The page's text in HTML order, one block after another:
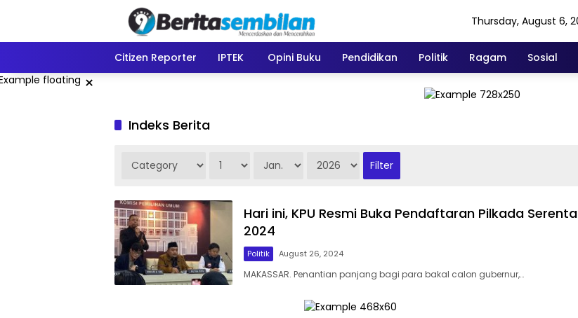
Thursday, August 6,
Citizen Reporter IPTEK Opini Buku Pendidikan Politik Ragam Sosial
×
Indeks Berita
Hari ini, KPU Resmi Buka Pendaftaran Pilkada
2024
Politik August 26, 2024
MAKASSAR. Penantian panjang bagi para bakal calon gubernur,…